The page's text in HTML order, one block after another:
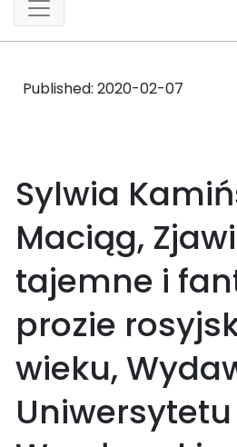
Published: 2020-02-07
Sylwia
Maciąg,
tajemne i
prozie
wieku,
Uniwersytetu